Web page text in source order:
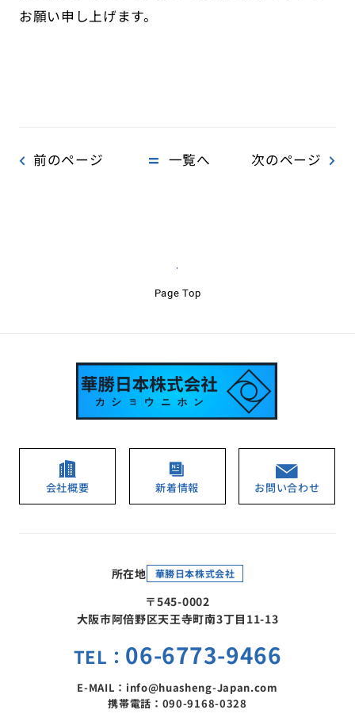
お願い申し上げます。
前のページ 次のページ
一覧へ
Page Top
会社概要 新着情報 お問い合わせ
所在地 華勝日本株式会社
〒545-0002
大阪市阿倍野区天王寺町南3丁目11-13
TEL： 06-6773-9466
E-MAIL：info@huasheng-Japan.com
携帯電話：090-9168-0328